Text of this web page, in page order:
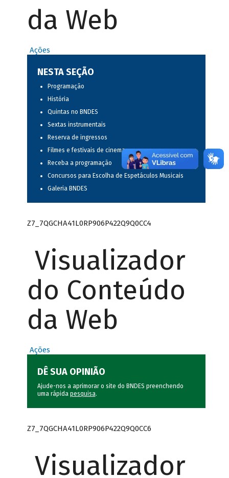
da Web
Ações
NESTA SEÇÃO
Programação
História
Quintas no BNDES
Sextas instrumentais
Reserva de ingressos
Filmes e festivais de cinema
Receba a programação
Concursos para Escolha de Espetáculos Musicais
Galeria BNDES
Z7_7QGCHA41L0RP906P422Q9Q0CC4
Visualizador
do Conteúdo
da Web
Ações
DÊ SUA OPINIÃO
Ajude-nos a aprimorar o site do BNDES preenchendo
uma rápida pesquisa.
Z7_7QGCHA41L0RP906P422Q9Q0CC6
Visualizador